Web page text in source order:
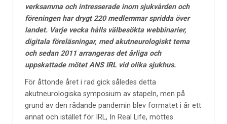
verksamma och intresserade inom sjukvården och
föreningen har drygt 220 medlemmar spridda över
landet. Varje vecka hålls välbesökta webbinarier,
digitala föreläsningar, med akutneurologiskt tema
och sedan 2011 arrangeras det årliga och
uppskattade mötet ANS IRL vid olika sjukhus.
För åttonde året i rad gick således detta
akutneurologiska symposium av stapeln, men på
grund av den rådande pandemin blev formatet i år ett
annat och istället för IRL, In Real Life, möttes